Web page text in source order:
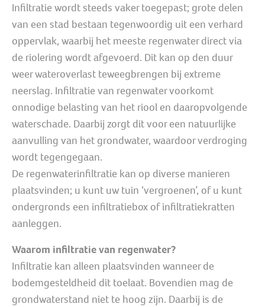
Infiltratie wordt steeds vaker toegepast; grote delen
van een stad bestaan tegenwoordig uit een verhard
oppervlak, waarbij het meeste regenwater direct via
de riolering wordt afgevoerd. Dit kan op den duur
weer wateroverlast teweegbrengen bij extreme
neerslag. Infiltratie van regenwater voorkomt
onnodige belasting van het riool en daaropvolgende
waterschade. Daarbij zorgt dit voor een natuurlijke
aanvulling van het grondwater, waardoor verdroging
wordt tegengegaan.
De regenwaterinfiltratie kan op diverse manieren
plaatsvinden; u kunt uw tuin ‘vergroenen’, of u kunt
ondergronds een infiltratiebox of infiltratiekratten
aanleggen.
Waarom infiltratie van regenwater?
Infiltratie kan alleen plaatsvinden wanneer de
bodemgesteldheid dit toelaat. Bovendien mag de
grondwaterstand niet te hoog zijn. Daarbij is de